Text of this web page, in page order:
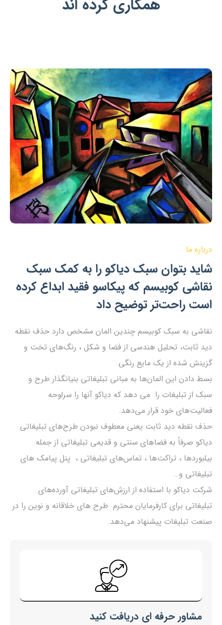
همکاری کرده اند
درباره ما
شاید بتوان سبک دیاکو را به کمک سبک
نقاشی کوبیسم که پیکاسو فقید ابداع کرده
است راحت‌تر توضیح داد
نقاشی به سبک کوبیسم چندین المان مشخص دارد حذف نقطه
دید ثابت، تحلیل هندسی از فضا و شکل ، رنگ‌های تخت و
گزینش شده از یک مایع رنگی.
بسط دادن این المان‌ها به مبانی تبلیغاتی بنیانگذار طرح و
سبک از تبلیغات را می دهد که دیاکو آنها را سرلوحه
فعالیت‌های خود قرار می‌دهد.
حذف نقطه دید ثابت یعنی معطوف نبودن طرح‌های تبلیغاتی
دیاکو صرفاً به فضاهای سنتی و قدیمی تبلیغاتی از جمله
بیلبوردها ، تراکت‌ها ، تماس‌های تبلیغاتی ، پنل پیامک های
تبلیغاتی و…
شرکت دیاکو با استفاده از ارزش‌های تبلیغاتی آورده‌های
تبلیغاتی برای کارفرمایان محترم طرح های خلاقانه و نوین را در
صنعت تبلیغات پیشنهاد می‌دهد.
مشاور حرفه ای دریافت کنید